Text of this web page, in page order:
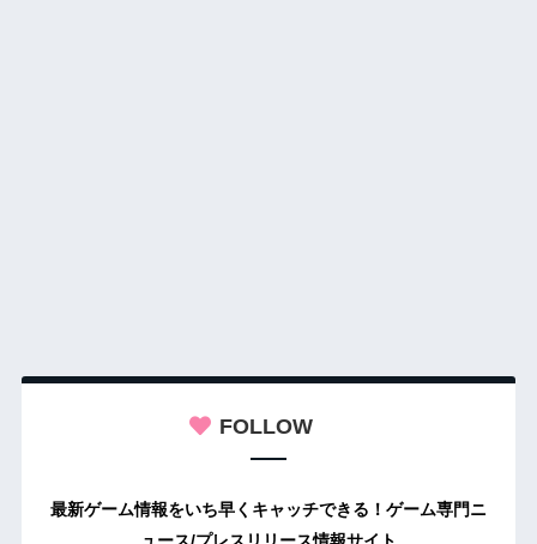
FOLLOW
最新ゲーム情報をいち早くキャッチできる！ゲーム専門ニ